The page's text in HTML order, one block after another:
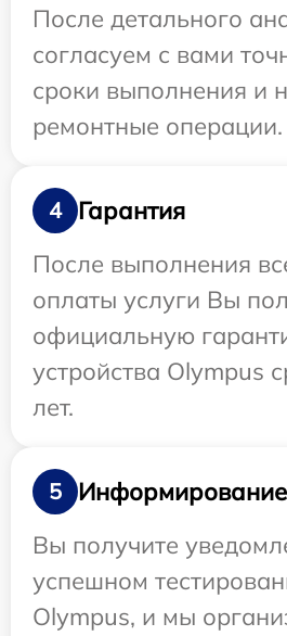
После детального
согласуем с вами
сроки выполнения и
ремонтные операции.
4
Гарантия
После выполнения
оплаты услуги Вы
официальную
устройства Olympus
лет.
5
Информирование
Вы получите
успешном
Olympus, и мы